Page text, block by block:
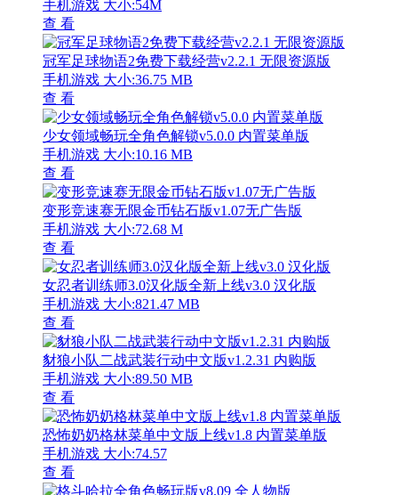
手机游戏 大小:54M
查 看
冠军足球物语2免费下载经营v2.2.1 无限资源版
手机游戏 大小:36.75 MB
查 看
少女领域畅玩全角色解锁v5.0.0 内置菜单版
手机游戏 大小:10.16 MB
查 看
变形竞速赛无限金币钻石版v1.07无广告版
手机游戏 大小:72.68 M
查 看
女忍者训练师3.0汉化版全新上线v3.0 汉化版
手机游戏 大小:821.47 MB
查 看
豺狼小队二战武装行动中文版v1.2.31 内购版
手机游戏 大小:89.50 MB
查 看
恐怖奶奶格林菜单中文版上线v1.8 内置菜单版
手机游戏 大小:74.57
查 看